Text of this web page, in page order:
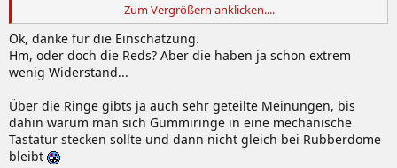
Das Cherry MX 3.0 ist aber qualitativ völlig in Ordnung. Ich besitze
sowohl die Version mit roten, als auch mit blauen Tastern. Meinem
"daily driver" (MX Blue) habe ich aber auch noch extra PBT Caps
gegönnt. Für mich das beste Fullkeyboard, da gute Tasten und sehr
schlicht.
Zum Vergrößern anklicken....
Ok, danke für die Einschätzung.
Hm, oder doch die Reds? Aber die haben ja schon extrem
wenig Widerstand...
Über die Ringe gibts ja auch sehr geteilte Meinungen, bis
dahin warum man sich Gummiringe in eine mechanische
Tastatur stecken sollte und dann nicht gleich bei Rubberdome
bleibt